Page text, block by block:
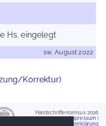
Hs. eingelegt
sw, August 2022
Korrektur)
Handschriftencensus 2026
Impressum
Datenschutzerklärung